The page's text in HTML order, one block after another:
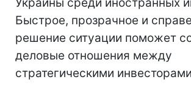
Быстрое, прозрачное и
решение ситуации поможет
деловые отношения между
стратегическими